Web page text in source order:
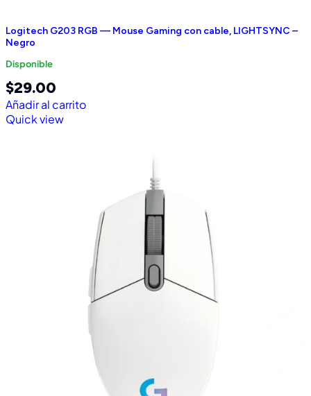
Logitech G203 RGB — Mouse Gaming con cable, LIGHTSYNC –
Negro
Disponible
$29.00
Añadir al carrito
Quick view